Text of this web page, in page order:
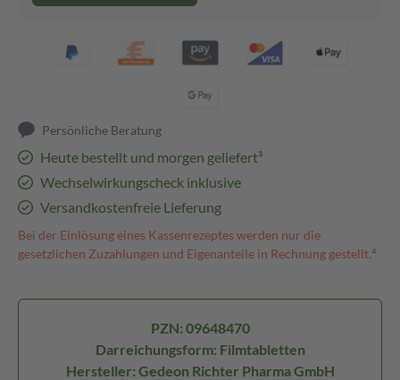
Persönliche Beratung
Heute bestellt und morgen geliefert³
Wechselwirkungscheck inklusive
Versandkostenfreie Lieferung
Bei der Einlösung eines Kassenrezeptes werden nur die
gesetzlichen Zuzahlungen und Eigenanteile in Rechnung gestellt.⁴
PZN: 09648470
Darreichungsform: Filmtabletten
Hersteller: Gedeon Richter Pharma GmbH